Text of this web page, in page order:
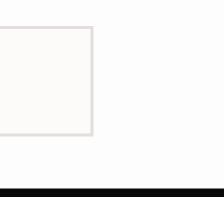
はありません。
務委託の目的で委託す
追加または削除・利用
する個人情報は一切含ま